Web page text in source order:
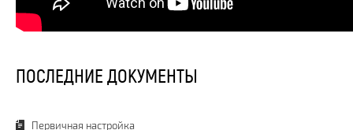
ПОСЛЕДНИЕ ДОКУМЕНТЫ
Первичная настройка